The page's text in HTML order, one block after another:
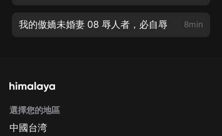
我的傲嬌未婚妻 08 辱人者，必自辱 8min
選擇您的地區
中國台湾